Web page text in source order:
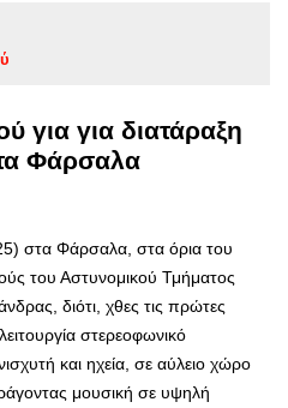
για για διατάραξη
Φάρσαλα
στα Φάρσαλα, στα όρια του
του Αστυνομικού Τμήματος
διότι, χθες τις πρώτες
στερεοφωνικό
και ηχεία, σε αύλειο χώρο
μουσική σε υψηλή